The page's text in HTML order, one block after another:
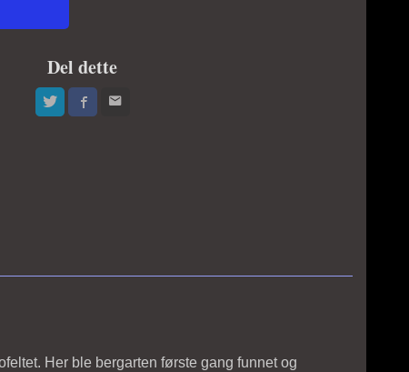
Del dette
Her ble bergarten første gang funnet og